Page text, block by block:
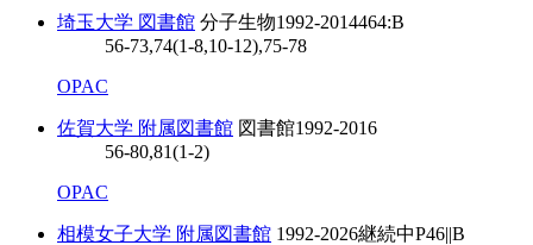
埼玉大学 図書館 分子生物1992-2014464:B
56-73,74(1-8,10-12),75-78
OPAC
佐賀大学 附属図書館 図書館1992-2016
56-80,81(1-2)
OPAC
相模女子大学 附属図書館 1992-2026継続中P46||B